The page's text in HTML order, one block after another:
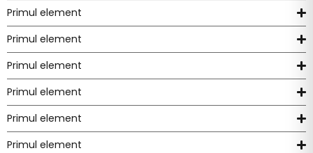
Primul element
Primul element
Primul element
Primul element
Primul element
Primul element